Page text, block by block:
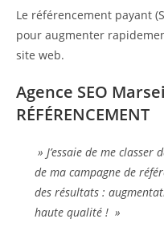
Le référencement payant
pour augmenter
site web.
Agence SEO
RÉFÉRENCEMENT
» J’essaie de me
de ma campagne de
des résultats :
haute qualité ! »